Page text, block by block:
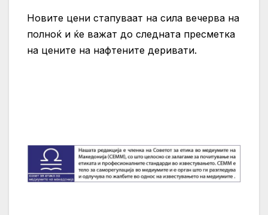
Новите цени стапуваат на сила вечерва на
полноќ и ќе важат до следната пресметка
на цените на нафтените деривати.